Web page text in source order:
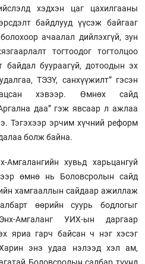
хэдхэн цаг цахилгааны
байдлууд үүсэж байгааг
ачаалал дийлэхгүй, зун
тогтоодог тогтолцоо
байдал буураагүй, дотоодын эх
ТЭЗҮ, санхүүжилт” гэсэн
хэвээр. Өмнөх сайд
даа” гэж явсаар л ажлаа
Тэгэхээр эрчим хүчний реформ
болж байна.
хувьд харьцангуй
өмнө нь Боловсролын сайд
хамгааллын сайдаар ажиллаж
өөрийн суурь бодлогыг
Амгаланг УИХ-ын даргаар
яриа гарч байсан ч нэг хэсэг
энэ удаа нэлээд хэл ам,